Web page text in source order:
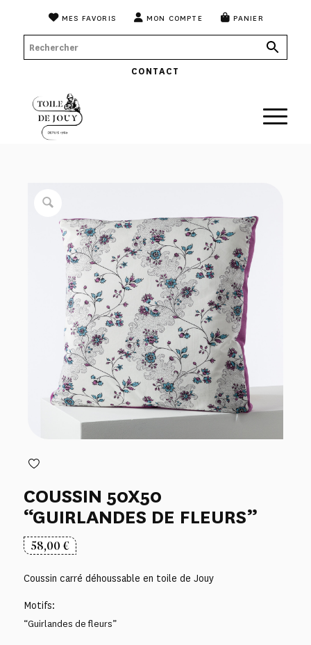
MES FAVORIS MON COMPTE PANIER
CONTACT
COUSSIN 50X50
“GUIRLANDES DE FLEURS”
58,00€
Coussin carré déhoussable en toile de Jouy
Motifs:
“Guirlandes de fleurs”